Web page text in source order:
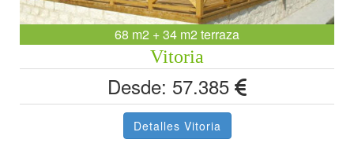
68 m2 + 34 m2 terraza
Vitoria
Desde: 57.385
Detalles Vitoria